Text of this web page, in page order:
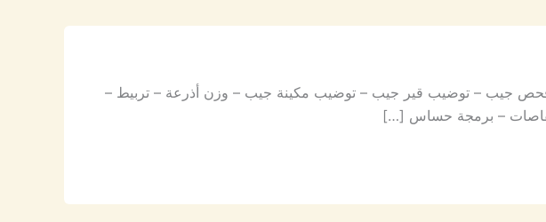
فحص جيب – توضيب قير جيب – توضيب مكينة جيب – وزن أذرعة – تربيط –
– برمجة حساس […]